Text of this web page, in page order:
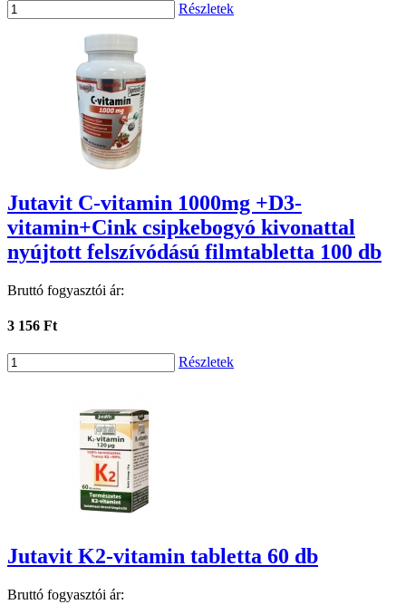
Részletek
Jutavit C-vitamin 1000mg +D3-
vitamin+Cink csipkebogyó kivonattal
nyújtott felszívódású filmtabletta 100 db
Bruttó fogyasztói ár:
3 156 Ft
Részletek
Jutavit K2-vitamin tabletta 60 db
Bruttó fogyasztói ár: